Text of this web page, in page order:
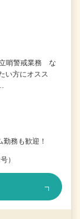
立哨警戒業務 な
い方にオスス
務も歓迎！
）